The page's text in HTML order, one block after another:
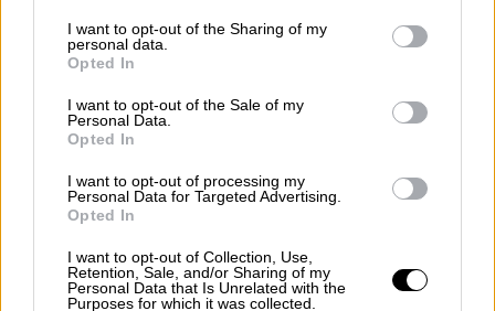
not limited to your visit or usage behaviour. You may click to
grant or deny consent to Google and its third-party tags to
use your data for below specified purposes in below Google
consent section.
I want to opt-out of the Sharing of my
personal data.
Opted In
I want to opt-out of the Sale of my
Personal Data.
Opted In
I want to opt-out of processing my
Personal Data for Targeted Advertising.
Opted In
I want to opt-out of Collection, Use,
Retention, Sale, and/or Sharing of my
Personal Data that Is Unrelated with the
Purposes for which it was collected.
Ηλίας Ρίζος: Ο νεαρός από τη Λαμία
φωτογραφία στην οποία διακρίνεται ένα
νεαρό πρόσωπο που κάνει έναν μορφασμό.
Πρόκειται, κατά το ίδιο δημοσίευμα, για τον
Ηλία Ρίζο του Δημητρίου, νέο παιδί, που
δούλευε σε μικρή βιοτεχνία παραγωγής
ζυμαρικών, κουλουριών και ψωμιού στη
Λαμία, στην περιοχή του Αγίου Λουκά